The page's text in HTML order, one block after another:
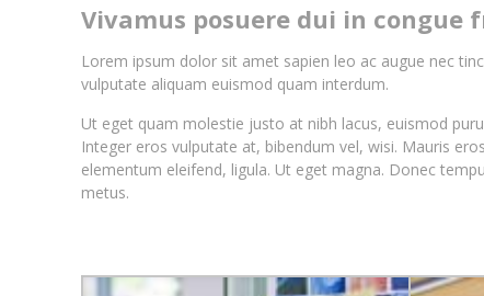
Vivamus posuere dui in
Lorem ipsum dolor sit amet sapien leo ac augue nec
vulputate aliquam euismod quam interdum.
Ut eget quam molestie justo at nibh lacus, euismod
Integer eros vulputate at, bibendum vel, wisi. Mauris
elementum eleifend, ligula. Ut eget magna. Donec
metus.